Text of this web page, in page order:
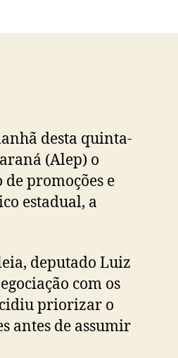
desta quinta-
(Alep) o
promoções e
estadual, a
deputado Luiz
com os
priorizar o
antes de assumir